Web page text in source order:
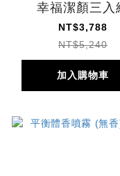
幸福潔顏三入
NT$3,788
NT$5,240
加入購物車